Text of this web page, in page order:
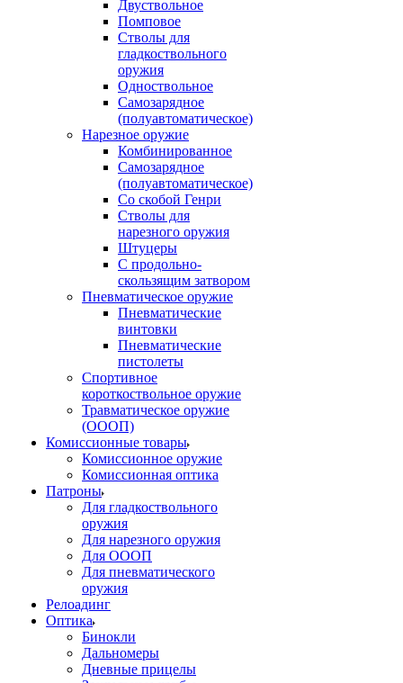
Двуствольное
Помповое
Стволы для
гладкоствольного
оружия
Одноствольное
Самозарядное
(полуавтоматическое)
Нарезное оружие
Комбинированное
Самозарядное
(полуавтоматическое)
Со скобой Генри
Стволы для
нарезного оружия
Штуцеры
С продольно-
скользящим затвором
Пневматическое оружие
Пневматические
винтовки
Пневматические
пистолеты
Спортивное
короткоствольное оружие
Травматическое оружие
(ОООП)
Комиссионные товары
Комиссионное оружие
Комиссионная оптика
Патроны
Для гладкоствольного
оружия
Для нарезного оружия
Для ОООП
Для пневматического
оружия
Релоадинг
Оптика
Бинокли
Дальномеры
Дневные прицелы